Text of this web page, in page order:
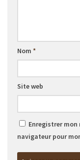
Nom *
Site web
Enregistrer
navigateur pour